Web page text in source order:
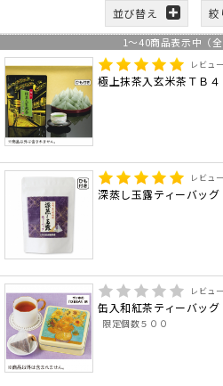
並び替え 絞
1～40商品表示中（全
レビュ
極上抹茶入玄米茶ＴＢ４
レビュ
深蒸し玉露ティーバッグ
レビュ
缶入和紅茶ティーバッグ
限定個数５００